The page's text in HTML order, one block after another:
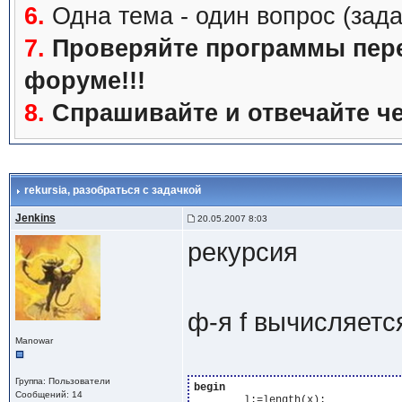
6. Одна тема - один вопрос
7. Проверяйте программы
форуме!!!
8. Спрашивайте и отвечайте
rekursia, разобраться с задачкой
Jenkins 20.05.2007 8:03
Manowar
Группа: Пользователи
Сообщений: 14
рекурсия
ф-я f
begin